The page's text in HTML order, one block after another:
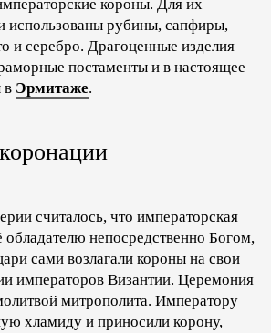
короны. Для их
использованы рубины, сапфиры,
и серебро. Драгоценные изделия
постаменты и в настоящее
в Эрмитаже.
считалось, что императорская
обладателю непосредственно Богом,
сами возлагали короны на свои
императоров Византии. Церемония
митрополита. Императору
хламиду и приносили корону,